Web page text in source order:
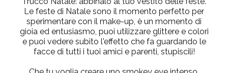
Le feste di Natale sono il momento perfetto per
sperimentare con il make-up, è un momento di
gioia ed entusiasmo, puoi utilizzare glittere e colori
e puoi vedere subito l'effetto che fa guardando le
facce di tutti i tuoi amici e parenti, stupiscili!